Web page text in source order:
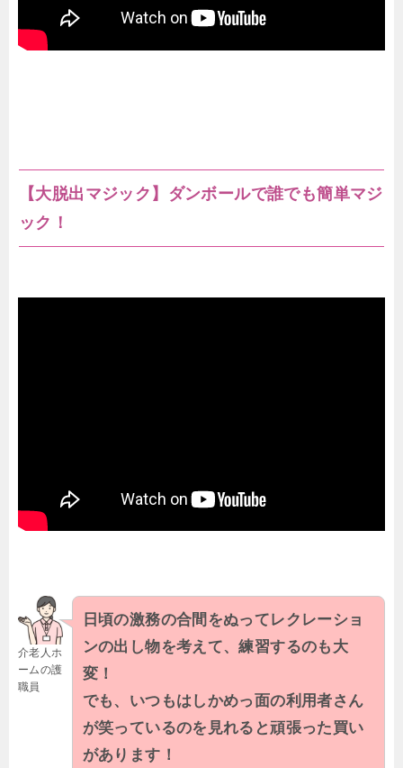
【大脱出マジック】ダンボールで誰でも簡単マジ
ック！
介老人ホ
ームの護
職員
日頃の激務の合間をぬってレクレーショ
ンの出し物を考えて、練習するのも大
変！
でも、いつもはしかめっ面の利用者さん
が笑っているのを見れると頑張った買い
があります！